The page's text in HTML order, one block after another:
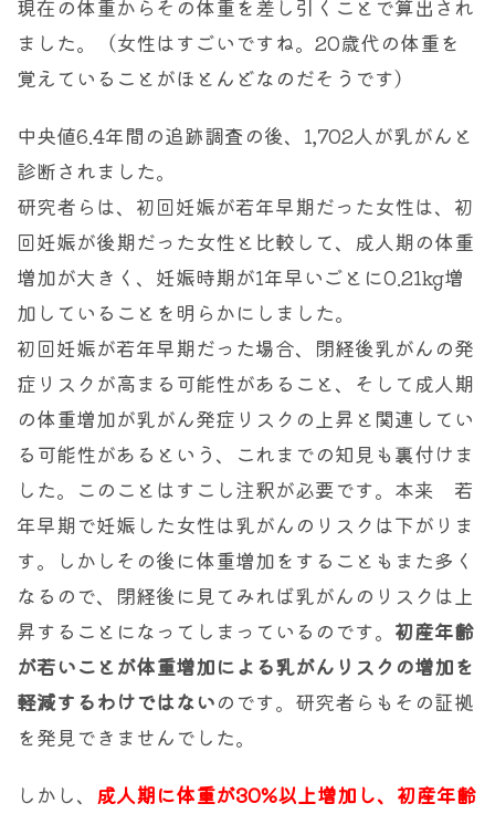
現在の体重からその体重を差し引くことで算出され
ました。（女性はすごいですね。20歳代の体重を
覚えていることがほとんどなのだそうです）
中央値6.4年間の追跡調査の後、1,702人が乳がんと
診断されました。
研究者らは、初回妊娠が若年早期だった女性は、初
回妊娠が後期だった女性と比較して、成人期の体重
増加が大きく、妊娠時期が1年早いごとに0.21kg増
加していることを明らかにしました。
初回妊娠が若年早期だった場合、閉経後乳がんの発
症リスクが高まる可能性があること、そして成人期
の体重増加が乳がん発症リスクの上昇と関連してい
る可能性があるという、これまでの知見も裏付けま
した。このことはすこし注釈が必要です。本来 若
年早期で妊娠した女性は乳がんのリスクは下がりま
す。しかしその後に体重増加をすることもまた多く
なるので、閉経後に見てみれば乳がんのリスクは上
昇することになってしまっているのです。 初産年齢
が若いことが体重増加による乳がんリスクの増加を
軽減するわけではないのです。研究者らもその証拠
を発見できませんでした。
しかし、 成人期に体重が30%以上増加し、初産年齢